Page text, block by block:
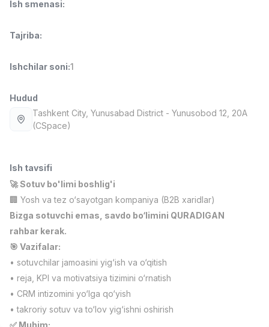
Fast food Oshpazi
2,600,000 - 5,000,000 sum
Full time job
Ish joyidan
Farmatsevt
3,000,000 - 10,000,000 sum/
NAVBAHOR APTEKA
Sotuv Operatori (Faqat qizlar!)
Kelishiladi
Ish joyidan
Kelishiladi
LION_ESTATE
Full time job
Ish joyidan
O'qituvchi yordamchisi (Matematika)
1,000,000 - 2,000,000 sum
Ish smenasi:
Tajriba:
Ishchilar soni:1
Hudud
Tashkent City, Yunusabad District - Yunusobod 12, 20A
(CSpace)
Ish tavsifi
🚀 Sotuv bo'limi boshlig'i
🏢 Yosh va tez o‘sayotgan kompaniya (B2B xaridlar)
Bizga sotuvchi emas, savdo bo‘limini QURADIGAN
rahbar kerak.
🎯 Vazifalar:
• sotuvchilar jamoasini yig‘ish va o‘qitish
• reja, KPI va motivatsiya tizimini o‘rnatish
• CRM intizomini yo‘lga qo‘yish
• takroriy sotuv va to‘lov yig‘ishni oshirish
Vakansiyalar Sohalar Korxonalar